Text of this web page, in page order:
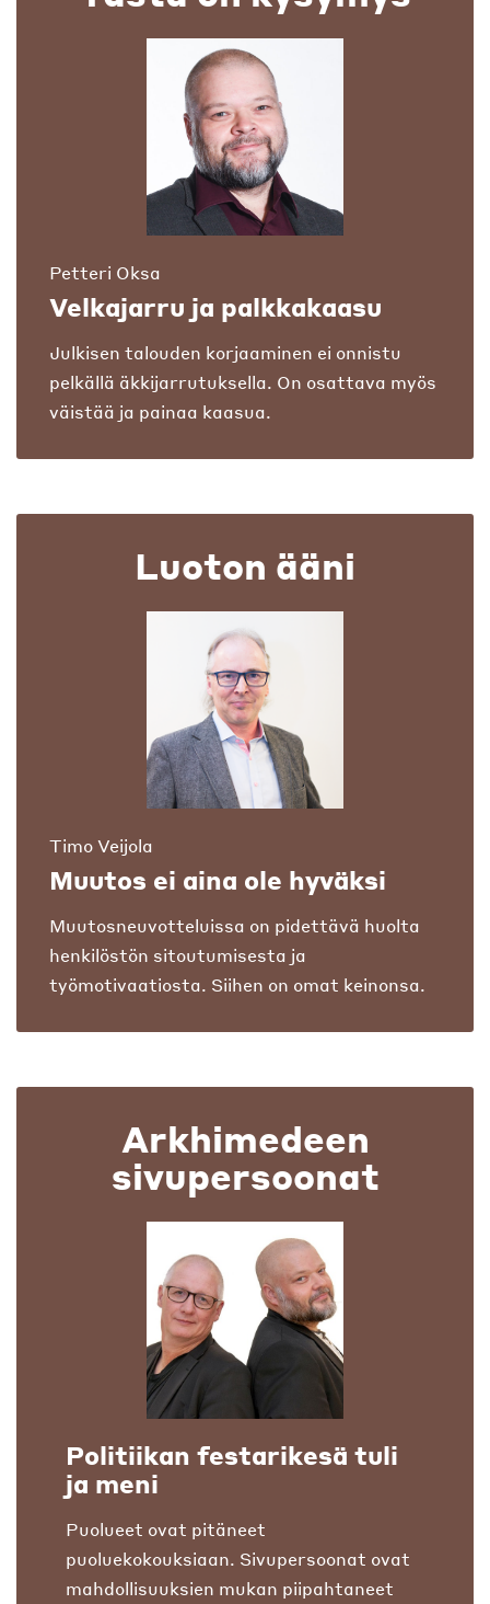
Petteri Oksa
Velkajarru ja palkkakaasu
Julkisen talouden korjaaminen ei onnistu
pelkällä äkkijarrutuksella. On osattava myös
väistää ja painaa kaasua.
Luoton ääni
Timo Veijola
Muutos ei aina ole hyväksi
Muutosneuvotteluissa on pidettävä huolta
henkilöstön sitoutumisesta ja
työmotivaatiosta. Siihen on omat keinonsa.
Arkhimedeen
sivupersoonat
Politiikan festarikesä tuli
ja meni
Puolueet ovat pitäneet
puoluekokouksiaan. Sivupersoonat ovat
mahdollisuuksien mukan piipahtaneet